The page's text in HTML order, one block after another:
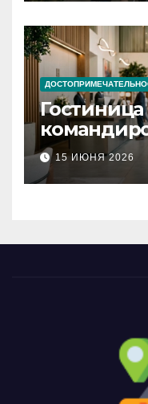
критерии
15 ИЮНЯ 2026